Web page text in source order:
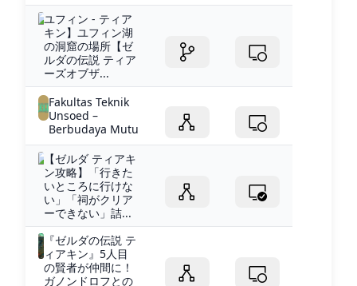
ユフィン - ティア
キン】ユフィン湖
の洞窟の場所【ゼ
ルダの伝説 ティア
ーズオブザ...
Fakultas Teknik
Unsoed –
Berbudaya Mutu
【ゼルダ ティアキ
ン攻略】「行きた
いところに行けな
い」「祠がクリア
ーできない」詰...
『ゼルダの伝説 テ
ィアキン』5人目
の賢者が仲間に！
ガノンドロフとの